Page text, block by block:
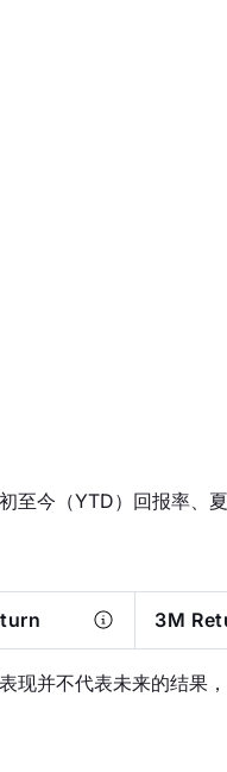
至今（YTD）回报率、
3M
现并不代表未来的结果